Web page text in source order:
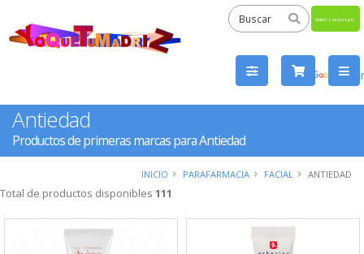
by
Antiedad
Productos de primeras marcas para Antiedad
INICIO PARAFARMACIA FACIAL ANTIEDAD
Total de productos disponibles 111